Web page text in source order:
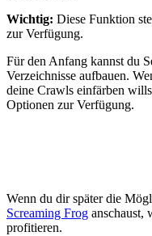
Wichtig: Diese Funktion
zur Verfügung.
Für den Anfang kannst du
Verzeichnisse aufbauen.
deine Crawls einfärben
Optionen zur Verfügung.
Wenn du dir später die
Screaming Frog anschaust,
profitieren.